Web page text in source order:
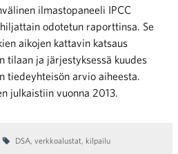
ilmastopaneeli IPCC
odotetun raporttinsa. Se
aikojen kattavin katsaus
tilaan ja järjestyksessä kuudes
tiedeyhteisön arvio aiheesta.
julkaistiin vuonna 2013.
DSA, verkkoalustat, kilpailu